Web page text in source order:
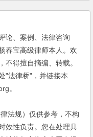
论、案例、法律咨询
春宝高级律师本人。欢
不得擅自摘编、转载。
"法律桥"，并链接本
。
规）仅供参考，不构
效性负责。您在处理具